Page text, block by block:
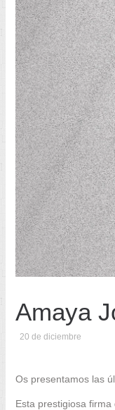
Amaya
20 de diciembre
Os presentamos las
Esta prestigiosa